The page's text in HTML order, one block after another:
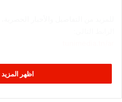
اظهر المزيد